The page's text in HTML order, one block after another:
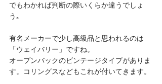
でもわかれば判断の際いくらか違うでしょ
う｡
有名メーカーで少し高級品と思われるのは
「ウェイバリー」ですね。
オープンバックのビンテージタイプがありま
す。コリングスなどもこれが付いてきます。